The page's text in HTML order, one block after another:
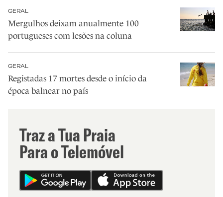
GERAL
Mergulhos deixam anualmente 100
portugueses com lesões na coluna
GERAL
Registadas 17 mortes desde o início da
época balnear no país
Traz a Tua Praia
Para o Telemóvel